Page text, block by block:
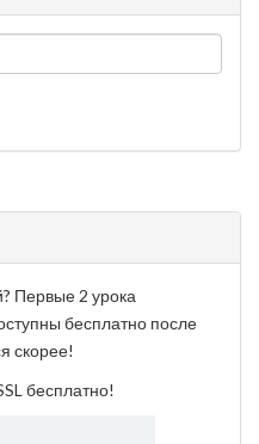
Первые 2 урока
бесплатно после
скорее!
бесплатно!